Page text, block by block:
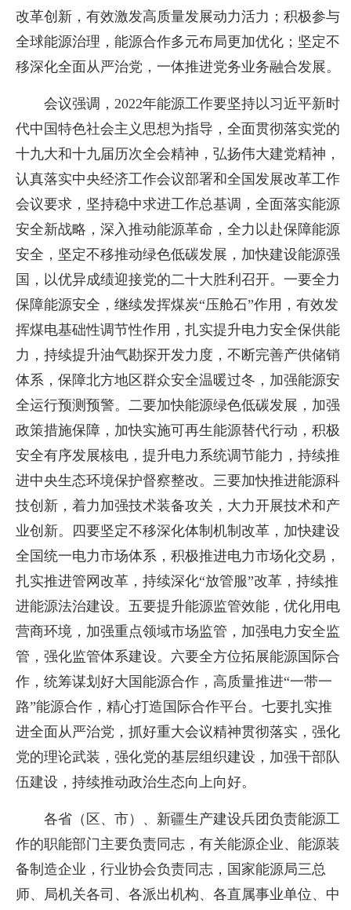
改革创新，有效激发高质量发展动力活力；积极参与
全球能源治理，能源合作多元布局更加优化；坚定不
移深化全面从严治党，一体推进党务业务融合发展。
会议强调，2022年能源工作要坚持以习近平新时
代中国特色社会主义思想为指导，全面贯彻落实党的
十九大和十九届历次全会精神，弘扬伟大建党精神，
认真落实中央经济工作会议部署和全国发展改革工作
会议要求，坚持稳中求进工作总基调，全面落实能源
安全新战略，深入推动能源革命，全力以赴保障能源
安全，坚定不移推动绿色低碳发展，加快建设能源强
国，以优异成绩迎接党的二十大胜利召开。一要全力
保障能源安全，继续发挥煤炭“压舱石”作用，有效发
挥煤电基础性调节性作用，扎实提升电力安全保供能
力，持续提升油气勘探开发力度，不断完善产供储销
体系，保障北方地区群众安全温暖过冬，加强能源安
全运行预测预警。二要加快能源绿色低碳发展，加强
政策措施保障，加快实施可再生能源替代行动，积极
安全有序发展核电，提升电力系统调节能力，持续推
进中央生态环境保护督察整改。三要加快推进能源科
技创新，着力加强技术装备攻关，大力开展技术和产
业创新。四要坚定不移深化体制机制改革，加快建设
全国统一电力市场体系，积极推进电力市场化交易，
扎实推进管网改革，持续深化“放管服”改革，持续推
进能源法治建设。五要提升能源监管效能，优化用电
营商环境，加强重点领域市场监管，加强电力安全监
管，强化监管体系建设。六要全方位拓展能源国际合
作，统筹谋划好大国能源合作，高质量推进“一带一
路”能源合作，精心打造国际合作平台。七要扎实推
进全面从严治党，抓好重大会议精神贯彻落实，强化
党的理论武装，强化党的基层组织建设，加强干部队
伍建设，持续推动政治生态向上向好。
各省（区、市）、新疆生产建设兵团负责能源工
作的职能部门主要负责同志，有关能源企业、能源装
备制造企业，行业协会负责同志，国家能源局三总
师、局机关各司、各派出机构、各直属事业单位、中